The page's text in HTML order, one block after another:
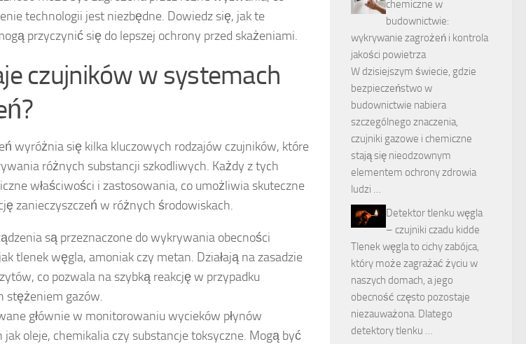
technologii jest niezbędne. Dowiedz się, jak te
przyczynić się do lepszej ochrony przed skażeniami.
czujników w systemach
wyróżnia się kilka kluczowych rodzajów czujników, które
różnych substancji szkodliwych. Każdy z tych
właściwości i zastosowania, co umożliwia skuteczne
zanieczyszczeń w różnych środowiskach.
są przeznaczone do wykrywania obecności
tlenek węgla, amoniak czy metan. Działają na zasadzie
co pozwala na szybką reakcję w przypadku
stężeniem gazów.
głównie w monitorowaniu wycieków płynów
jak oleje, chemikalia czy substancje toksyczne. Mogą być
chemiczne w
budownictwie:
wykrywanie zagrożeń i kontrola
jakości powietrza
W dzisiejszym świecie, gdzie
bezpieczeństwo w
budownictwie nabiera
szczególnego znaczenia,
czujniki gazowe i chemiczne
stają się nieodzownym
elementem ochrony zdrowia
ludzi …
Detektor tlenku węgla
– czujniki czadu kidde
Tlenek węgla to cichy zabójca,
który może zagrażać życiu w
naszych domach, a jego
obecność często pozostaje
niezauważona. Dlatego
detektory tlenku …